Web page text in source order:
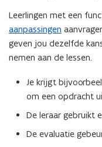
Leerlingen met een
aanpassingen
geven jou dezelfde
nemen aan de lessen.
Je krijgt
om een opdracht
De leraar gebruikt
De evaluatie